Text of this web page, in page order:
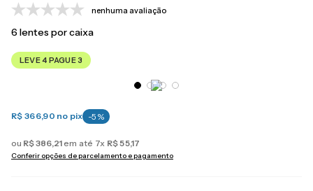
nenhuma avaliação
6 lentes por caixa
LEVE 4 PAGUE 3
R$ 366,90 no pix -5 %
ou R$386,21 em até 7x R$55,17
Conferir opções de parcelamento e pagamento